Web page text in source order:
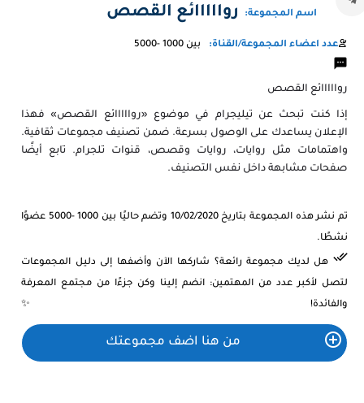
اسم المجموعة: روااااائع القصص
عدد اعضاء المجموعة/القناة: بين 1000 -5000
روااااائع القصص
إذا كنت تبحث عن تيليجرام في موضوع «روااااائع القصص» فهذا
الإعلان يساعدك على الوصول بسرعة. ضمن تصنيف مجموعات ثقافية.
واهتمامات مثل روايات، روايات وقصص، قنوات تلجرام. تابع أيضًا
صفحات مشابهة داخل نفس التصنيف.
تم نشر هذه المجموعة بتاريخ 10/02/2020 وتضم حاليًا بين 1000 -5000 عضوًا
نشطًا.
هل لديك مجموعة رائعة؟ شاركها الآن وأضفها إلى دليل المجموعات
لتصل لأكبر عدد من المهتمين: انضم إلينا وكن جزءًا من مجتمع المعرفة
والفائدة! ✨
من هنا اضف مجموعتك